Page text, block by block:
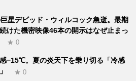
星デビッド・ウィルコック急逝。最期
けた機密映像46本の開示はなぜ止まっ
★ 0
−15℃。夏の炎天下を乗り切る「冷感
★ 0